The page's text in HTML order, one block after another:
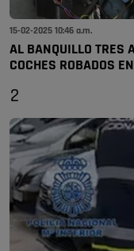
15-02-2025 10:46 a.m.
AL BANQUILLO TRES
COCHES ROBADOS
2